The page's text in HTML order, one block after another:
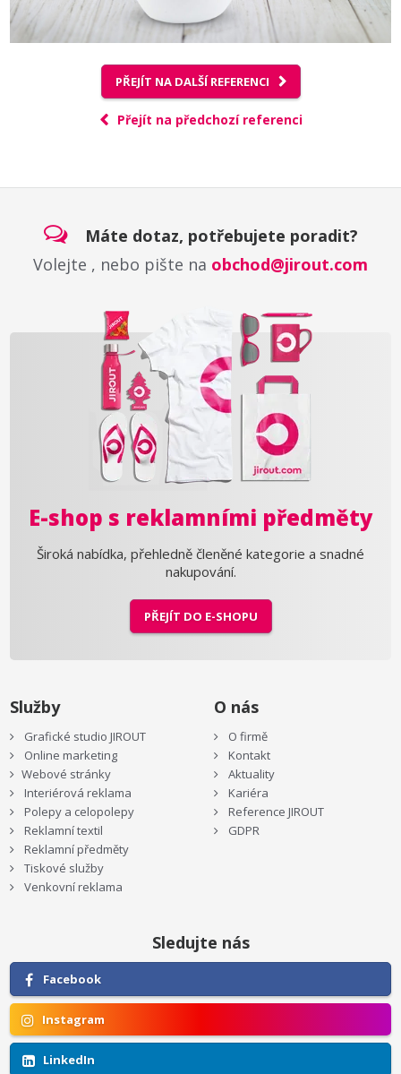
PŘEJÍT NA DALŠÍ REFERENCI
Přejít na předchozí referenci
Máte dotaz, potřebujete poradit?
Volejte , nebo pište na obchod@jirout.com
Služby
Grafické studio JIROUT
Online marketing
Webové stránky
Interiérová reklama
Polepy a celopolepy
Reklamní textil
Reklamní předměty
Tiskové služby
Venkovní reklama
O nás
O firmě
Kontakt
Aktuality
Kariéra
Reference JIROUT
GDPR
Sledujte nás
Facebook
Instagram
LinkedIn
E-shop s reklamními předměty
Široká nabídka, přehledně členěné kategorie a snadné
nakupování.
PŘEJÍT DO E-SHOPU